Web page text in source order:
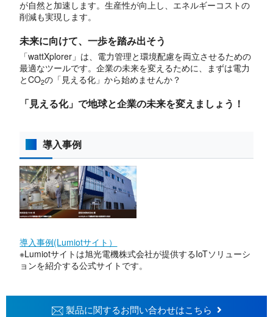
が自然と加速します。生産性が向上し、エネルギーコストの
削減も実現します。
未来に向けて、一歩を踏み出そう
「wattXplorer」は、電力管理と環境配慮を両立させるための
最適なツールです。企業の未来を変えるために、まずは電力
とCO2の「見える化」から始めませんか？
「見える化」で地球と企業の未来を変えましょう！
導入事例
導入事例(Lumiotサイト）
※Lumiotサイトは旭光電機株式会社が提供するIoTソリューシ
ョンを紹介する公式サイトです。
製品に関するお問い合わせはこちら